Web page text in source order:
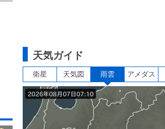
天気ガイド
衛星 天気図 雨雲 アメダス